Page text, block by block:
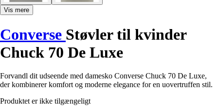
Vis mere
Converse Støvler til kvinder
Chuck 70 De Luxe
Forvandl dit udseende med damesko Converse Chuck 70 De Luxe,
der kombinerer komfort og moderne elegance for en uovertruffen stil.
Produktet er ikke tilgængeligt